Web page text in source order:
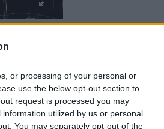
or processing of your personal or
use the below opt-out section to
request is processed you may
utilized by us or personal
You may separately opt-out of the
TÉVÉS